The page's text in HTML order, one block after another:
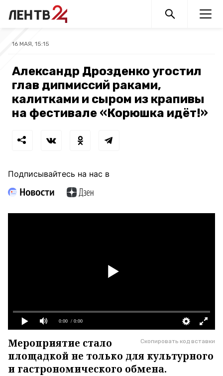
16 МАЯ, 15:15
Александр Дрозденко угостил
глав дипмиссий раками,
калитками и сыром из крапивы
на фестивале «Корюшка идёт!»
Подписывайтесь на нас в
0:00 / 0:00
Скопировать код вставки
Мероприятие стало
площадкой не только для культурного
и гастрономического обмена.